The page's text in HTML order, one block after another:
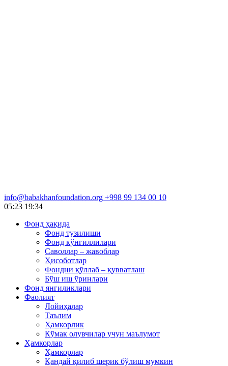
info@babakhanfoundation.org +998 99 134 00 10
05:23 19:34
Фонд ҳақида
Фонд тузилиши
Фонд кўнгиллилари
Саволлар – жавоблар
Ҳисоботлар
Фондни қўллаб – қувватлаш
Бўш иш ўринлари
Фонд янгиликлари
Фаолият
Лойиҳалар
Таълим
Ҳамкорлик
Кўмак олувчилар учун маълумот
Ҳамкорлар
Ҳамкорлар
Қандай қилиб шерик бўлиш мумкин